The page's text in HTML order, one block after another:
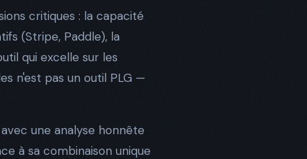
critiques : la capacité
(Stripe, Paddle), la
qui excelle sur les
n'est pas un outil PLG —
une analyse honnête
à sa combinaison unique